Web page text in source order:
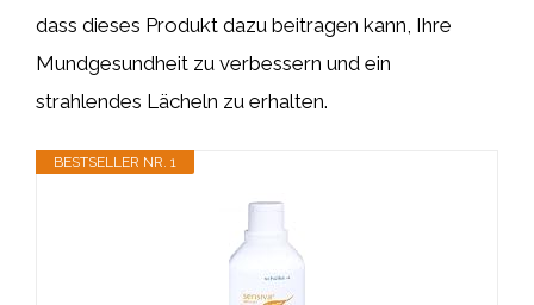
dass dieses Produkt dazu beitragen kann, Ihre
Mundgesundheit zu verbessern und ein
strahlendes Lächeln zu erhalten.
BESTSELLER NR. 1